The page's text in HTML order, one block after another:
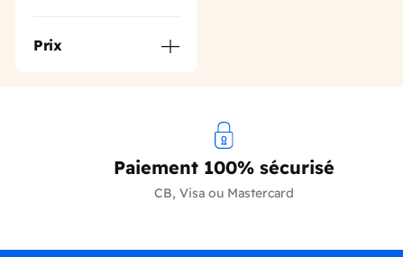
Prix
Paiement 100% sécurisé
CB, Visa ou Mastercard